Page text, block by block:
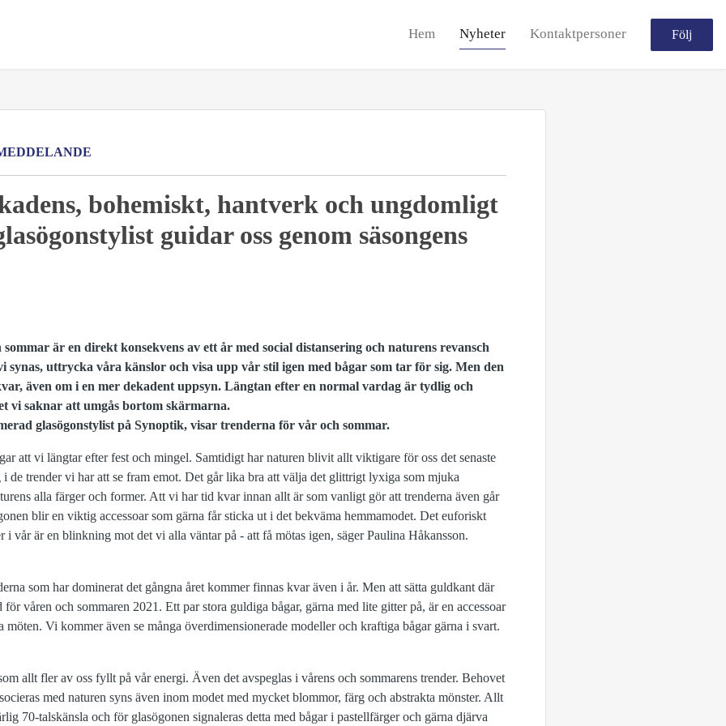
Hem Nyheter Kontaktpersoner Följ
bohemiskt, hantverk och ungdomligt
guidar oss genom säsongens
är en direkt konsekvens av ett år med social distansering och naturens revansch
uttrycka våra känslor och visa upp vår stil igen med bågar som tar för sig. Men den
även om i en mer dekadent uppsyn. Längtan efter en normal vardag är tydlig och
vi saknar att umgås bortom skärmarna.
glasögonstylist på Synoptik, visar trenderna för vår och sommar.
att vi längtar efter fest och mingel. Samtidigt har naturen blivit allt viktigare för oss det senaste
i de trender vi har att se fram emot. Det går lika bra att välja det glittrigt lyxiga som mjuka
alla färger och former. Att vi har tid kvar innan allt är som vanligt gör att trenderna även går
blir en viktig accessoar som gärna får sticka ut i det bekväma hemmamodet. Det euforiskt
i vår är en blinkning mot det vi alla väntar på - att få mötas igen, säger Paulina Håkansson.
som har dominerat det gångna året kommer finnas kvar även i år. Men att sätta guldkant där
våren och sommaren 2021. Ett par stora guldiga bågar, gärna med lite gitter på, är en accessoar
Vi kommer även se många överdimensionerade modeller och kraftiga bågar gärna i svart.
allt fler av oss fyllt på vår energi. Även det avspeglas i vårens och sommarens trender. Behovet
med naturen syns även inom modet med mycket blommor, färg och abstrakta mönster. Allt
70-talskänsla och för glasögonen signaleras detta med bågar i pastellfärger och gärna djärva